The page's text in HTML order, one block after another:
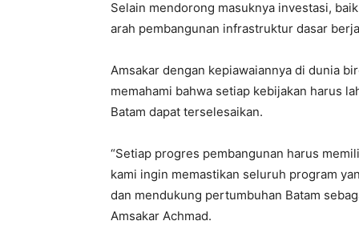
Selain mendorong masuknya investasi,
arah pembangunan infrastruktur dasar
Amsakar dengan kepiawaiannya di dunia
memahami bahwa setiap kebijakan harus
Batam dapat terselesaikan.
“Setiap progres pembangunan harus
kami ingin memastikan seluruh program
dan mendukung pertumbuhan Batam
Amsakar Achmad.